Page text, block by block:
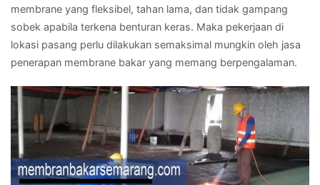
membrane yang fleksibel, tahan lama, dan tidak gampang
sobek apabila terkena benturan keras. Maka pekerjaan di
lokasi pasang perlu dilakukan semaksimal mungkin oleh jasa
penerapan membrane bakar yang memang berpengalaman.